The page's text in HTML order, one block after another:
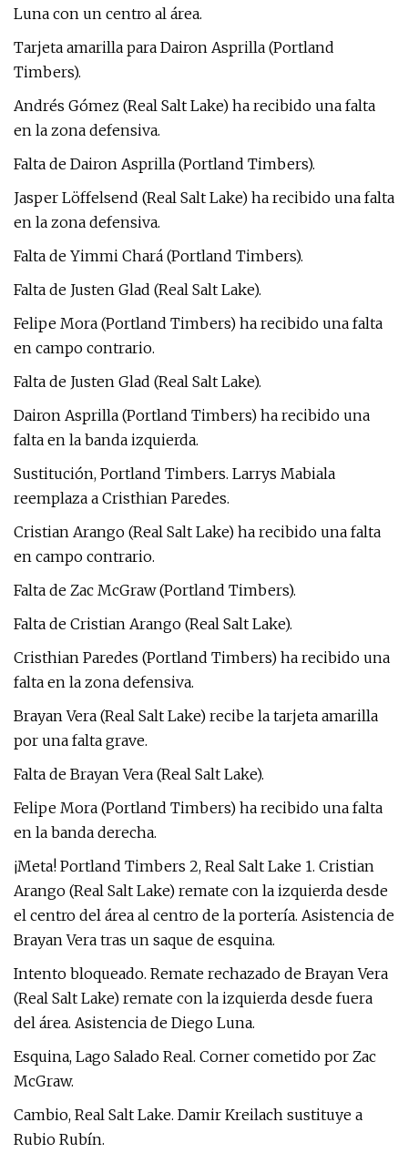
Luna con un centro al área.
Tarjeta amarilla para Dairon Asprilla (Portland
Timbers).
Andrés Gómez (Real Salt Lake) ha recibido una falta
en la zona defensiva.
Falta de Dairon Asprilla (Portland Timbers).
Jasper Löffelsend (Real Salt Lake) ha recibido una falta
en la zona defensiva.
Falta de Yimmi Chará (Portland Timbers).
Falta de Justen Glad (Real Salt Lake).
Felipe Mora (Portland Timbers) ha recibido una falta
en campo contrario.
Falta de Justen Glad (Real Salt Lake).
Dairon Asprilla (Portland Timbers) ha recibido una
falta en la banda izquierda.
Sustitución, Portland Timbers. Larrys Mabiala
reemplaza a Cristhian Paredes.
Cristian Arango (Real Salt Lake) ha recibido una falta
en campo contrario.
Falta de Zac McGraw (Portland Timbers).
Falta de Cristian Arango (Real Salt Lake).
Cristhian Paredes (Portland Timbers) ha recibido una
falta en la zona defensiva.
Brayan Vera (Real Salt Lake) recibe la tarjeta amarilla
por una falta grave.
Falta de Brayan Vera (Real Salt Lake).
Felipe Mora (Portland Timbers) ha recibido una falta
en la banda derecha.
¡Meta! Portland Timbers 2, Real Salt Lake 1. Cristian
Arango (Real Salt Lake) remate con la izquierda desde
el centro del área al centro de la portería. Asistencia de
Brayan Vera tras un saque de esquina.
Intento bloqueado. Remate rechazado de Brayan Vera
(Real Salt Lake) remate con la izquierda desde fuera
del área. Asistencia de Diego Luna.
Esquina, Lago Salado Real. Corner cometido por Zac
McGraw.
Cambio, Real Salt Lake. Damir Kreilach sustituye a
Rubio Rubín.